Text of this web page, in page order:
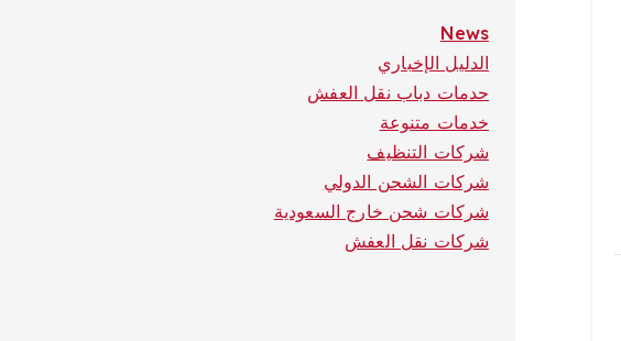
News
الدليل الإخباري
حدمات دباب نقل العفش
خدمات متنوعة
شركات التنظيف
شركات الشحن الدولي
شركات شحن خارج السعودية
شركات نقل العفش